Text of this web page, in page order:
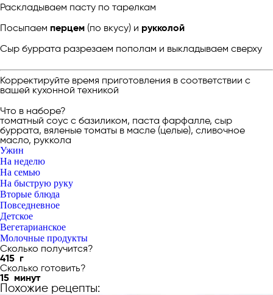
Раскладываем пасту по тарелкам
Посыпаем перцем (по вкусу) и рукколой
Сыр буррата разрезаем пополам и выкладываем сверху
Корректируйте время приготовления в соответствии с
вашей кухонной техникой
Что в наборе?
томатный соус с базиликом, паста фарфалле, сыр
буррата, вяленые томаты в масле (целые), сливочное
масло, руккола
Ужин
На неделю
На семью
На быструю руку
Вторые блюда
Повседневное
Детское
Вегетарианское
Молочные продукты
Сколько получится?
415 г
Сколько готовить?
15 минут
Похожие рецепты: